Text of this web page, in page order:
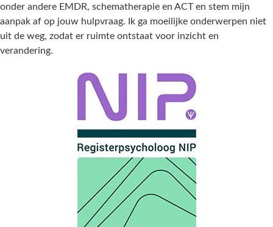
onder andere EMDR, schematherapie en ACT en stem mijn
aanpak af op jouw hulpvraag. Ik ga moeilijke onderwerpen niet
uit de weg, zodat er ruimte ontstaat voor inzicht en
verandering.